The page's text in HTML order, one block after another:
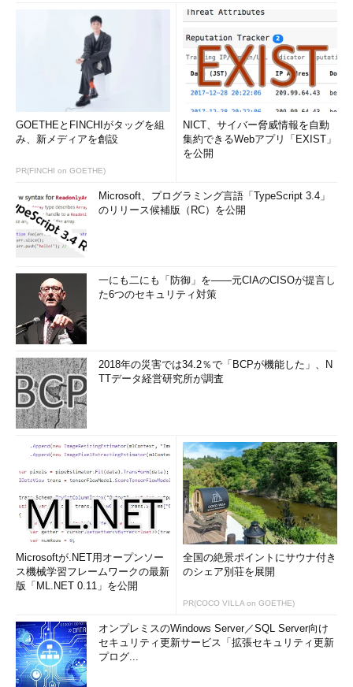
GOETHEとFINCHIがタッグを組
み、新メディアを創設
PR(FINCHI on GOETHE)
NICT、サイバー脅威情報を自動
集約できるWebアプリ「EXIST」
を公開
Microsoft、プログラミング言語「TypeScript 3.4」
のリリース候補版（RC）を公開
一にも二にも「防御」を――元CIAのCISOが提言し
た6つのセキュリティ対策
2018年の災害では34.2％で「BCPが機能した」、N
TTデータ経営研究所が調査
Microsoftが.NET用オープンソー
ス機械学習フレームワークの最新
版「ML.NET 0.11」を公開
全国の絶景ポイントにサウナ付き
のシェア別荘を展開
PR(COCO VILLA on GOETHE)
オンプレミスのWindows Server／SQL Server向け
セキュリティ更新サービス「拡張セキュリティ更新
プログ...